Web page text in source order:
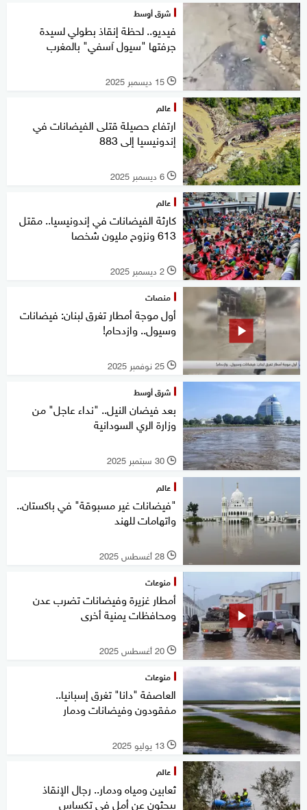
شرق أوسط
فيديو.. لحظة إنقاذ بطولي لسيدة
جرفتها "سيول آسفي" بالمغرب
l 15 ديسمبر 2025
عالم
ارتفاع حصيلة قتلى الفيضانات في
إندونيسيا إلى 883
l 6 ديسمبر 2025
عالم
كارثة الفيضانات في إندونيسيا.. مقتل
613 ونزوح مليون شخصا
l 2 ديسمبر 2025
منصات
أول موجة أمطار تغرق لبنان: فيضانات
وسيول.. وازدحام!
l 25 نوفمبر 2025
شرق أوسط
بعد فيضان النيل.. "نداء عاجل" من
وزارة الري السودانية
l 30 سبتمبر 2025
عالم
"فيضانات غير مسبوقة" في باكستان..
واتهامات للهند
l 28 أغسطس 2025
منوعات
أمطار غزيرة وفيضانات تضرب عدن
ومحافظات يمنية أخرى
l 20 أغسطس 2025
منوعات
العاصفة "دانا" تغرق إسبانيا..
مفقودون وفيضانات ودمار
l 13 يوليو 2025
عالم
ثعابين ومياه ودمار.. رجال الإنقاذ
يبحثون عن أمل في تكساس